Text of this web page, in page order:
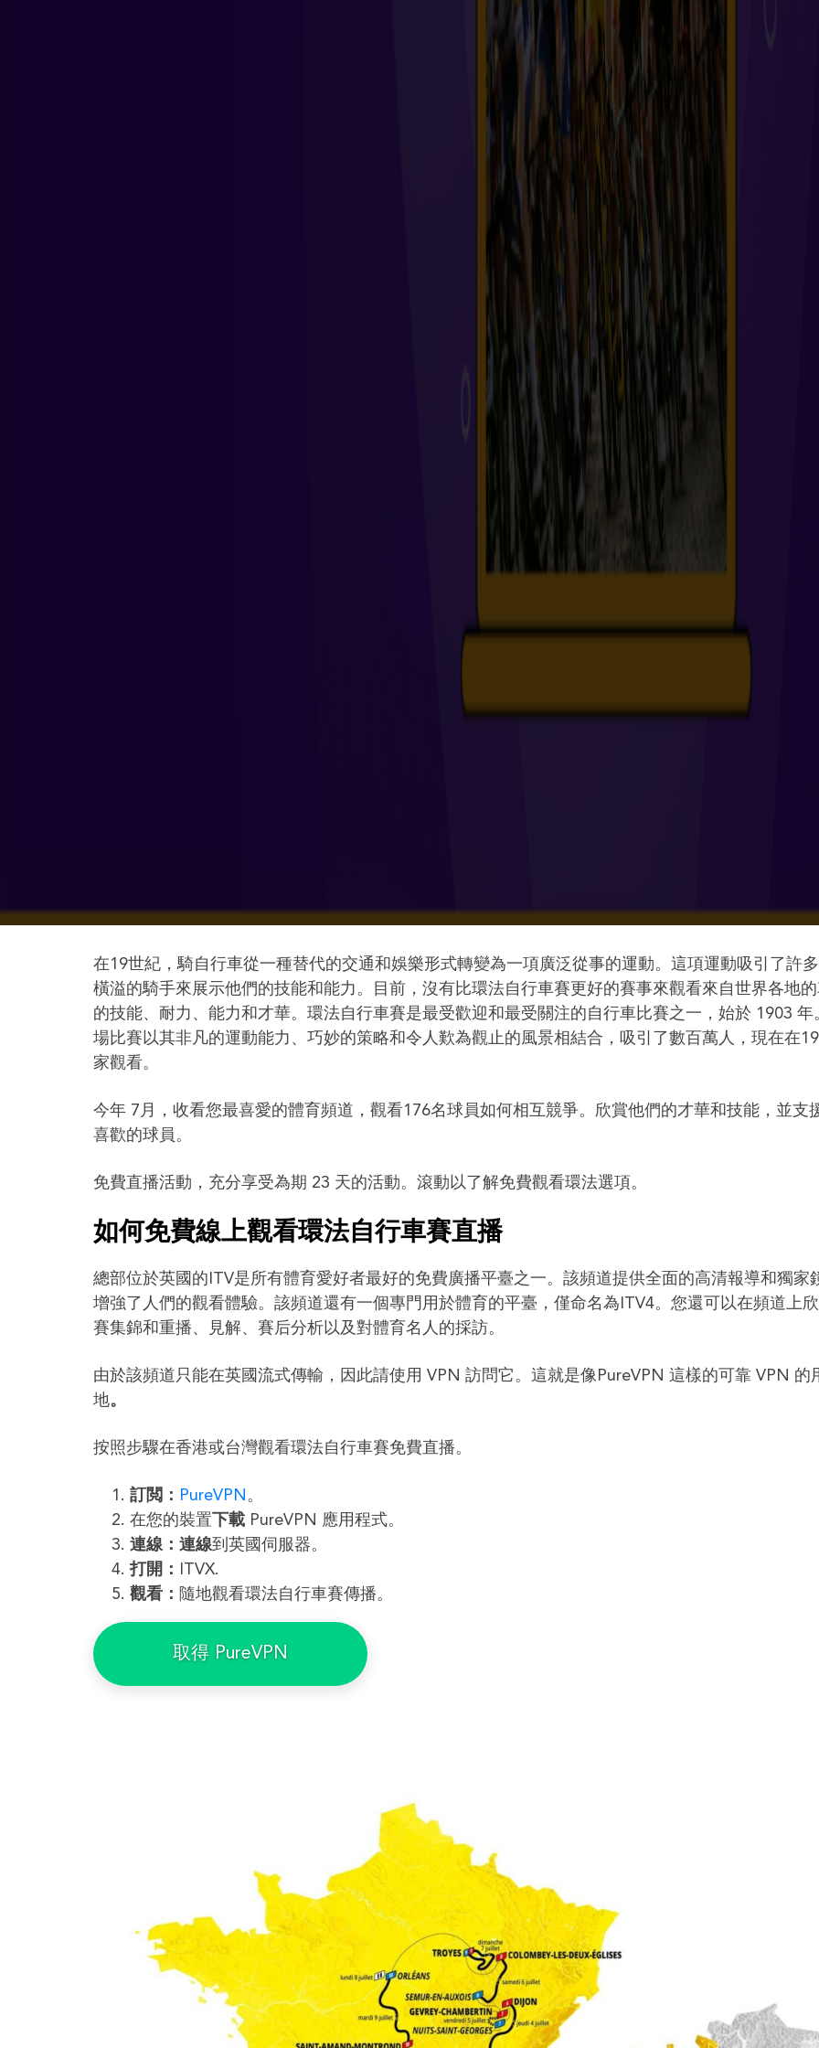
在19世紀，騎自行車從一種替代的交通和娛樂形式轉變為一項廣泛從事的運動。這項運動吸引了許
橫溢的騎手來展示他們的技能和能力。目前，沒有比環法自行車賽更好的賽事來觀看來自世界各地
的技能、耐力、能力和才華。環法自行車賽是最受歡迎和最受關注的自行車比賽之一，始於 1903 年
場比賽以其非凡的運動能力、巧妙的策略和令人歎為觀止的風景相結合，吸引了數百萬人，現在在
家觀看。
今年 7月，收看您最喜愛的體育頻道，觀看176名球員如何相互競爭。欣賞他們的才華和技能，並支
喜歡的球員。
免費直播活動，充分享受為期 23 天的活動。滾動以了解免費觀看環法選項。
如何免費線上觀看環法自行車賽直播
總部位於英國的ITV是所有體育愛好者最好的免費廣播平臺之一。該頻道提供全面的高清報導和獨家
增強了人們的觀看體驗。該頻道還有一個專門用於體育的平臺，僅命名為ITV4。您還可以在頻道上
賽集錦和重播、見解、賽后分析以及對體育名人的採訪。
由於該頻道只能在英國流式傳輸，因此請使用 VPN 訪問它。這就是像PureVPN 這樣的可靠 VPN 的
地。
按照步驟在香港或台灣觀看環法自行車賽免費直播。
訂閲： PureVPN 。
在您的裝置 下載 PureVPN 應用程式。
連線：連線到英國伺服器。
打開：
ITVX.
觀看： 隨地觀看環法自行車賽傳播。
取得 PureVPN